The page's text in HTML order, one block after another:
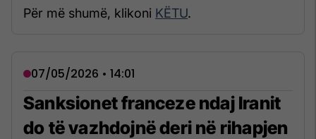
Për më shumë, klikoni KËTU.
07/05/2026 • 14:01
Sanksionet franceze ndaj Iranit
do të vazhdojnë deri në rihapjen